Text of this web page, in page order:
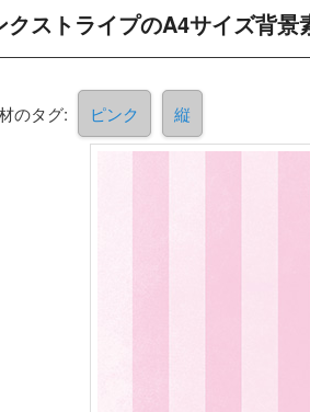
クストライプのA4サイズ背景
のタグ: ピンク 縦